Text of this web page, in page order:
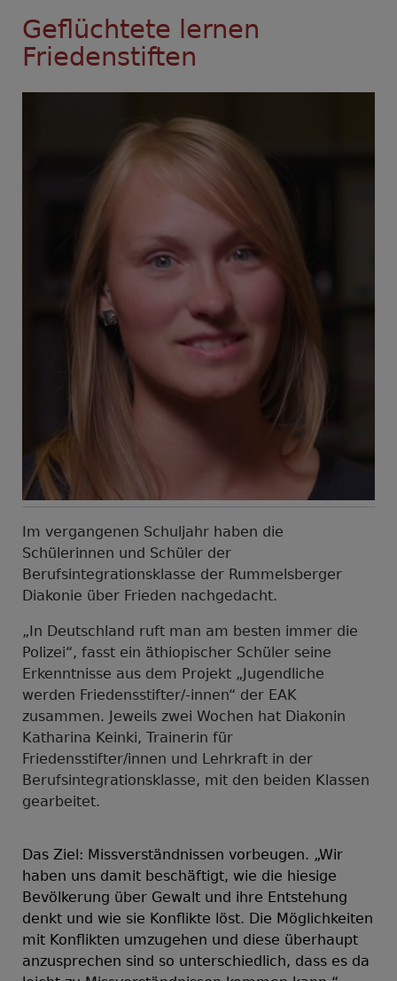
Geflüchtete lernen
Friedenstiften
Im vergangenen Schuljahr haben die
Schülerinnen und Schüler der
Berufsintegrationsklasse der Rummelsberger
Diakonie über Frieden nachgedacht.
„In Deutschland ruft man am besten immer die
Polizei“, fasst ein äthiopischer Schüler seine
Erkenntnisse aus dem Projekt „Jugendliche
werden Friedensstifter/-innen“ der EAK
zusammen. Jeweils zwei Wochen hat Diakonin
Katharina Keinki, Trainerin für
Friedensstifter/innen und Lehrkraft in der
Berufsintegrationsklasse, mit den beiden Klassen
gearbeitet.
Das Ziel: Missverständnissen vorbeugen. „Wir
haben uns damit beschäftigt, wie die hiesige
Bevölkerung über Gewalt und ihre Entstehung
denkt und wie sie Konflikte löst. Die Möglichkeiten
mit Konflikten umzugehen und diese überhaupt
anzusprechen sind so unterschiedlich, dass es da